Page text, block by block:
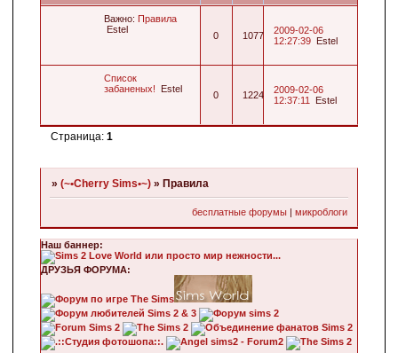
Важно: Правила
Estel
0 1077
2009-02-06
12:27:39
Estel
Список
забаненых!
Estel
0 1224
2009-02-06
12:37:11
Estel
Страница: 1
» (~•Cherry Sims•~) » Правила
бесплатные форумы |микроблоги
Наш баннер:
ДРУЗЬЯ ФОРУМА: